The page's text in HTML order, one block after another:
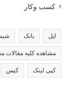
کسب وکار
اپل بانک
مشاهده کلیه مقالات
کپی لینک کیس